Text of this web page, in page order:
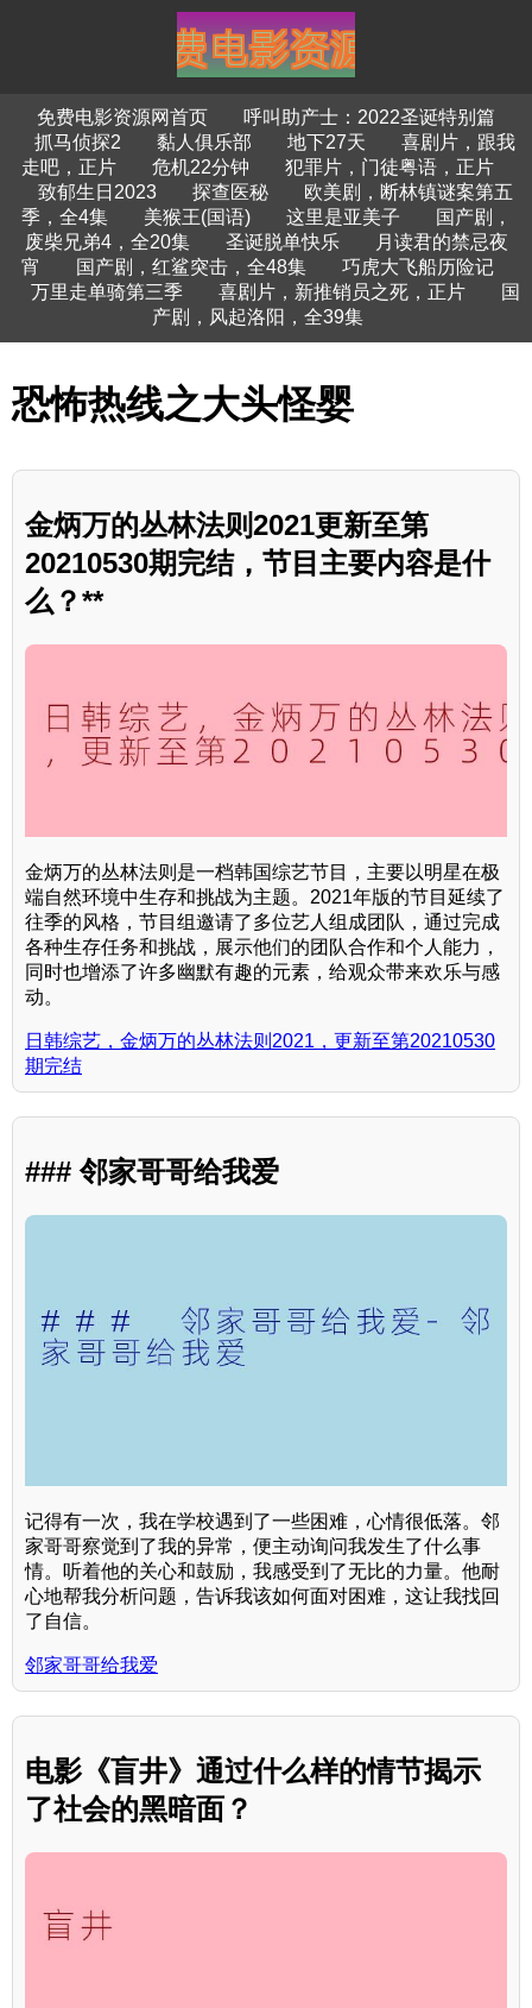
免费电影资源网首页
呼叫助产士：2022圣诞特别篇
抓马侦探2
黏人俱乐部 地下27天
喜剧片，跟我
走吧，正片
危机22分钟
犯罪片，门徒粤语，正片
致郁生日2023
探查医秘
欧美剧，断林镇谜案第五
季，全4集
美猴王(国语) 这里是亚美子
国产剧，
废柴兄弟4，全20集
圣诞脱单快乐
月读君的禁忌夜
宵
国产剧，红鲨突击，全48集
巧虎大飞船历险记
万里走单骑第三季
喜剧片，新推销员之死，正片
国
产剧，风起洛阳，全39集
恐怖热线之大头怪婴
金炳万的丛林法则2021更新至第
20210530期完结，节目主要内容是什
么？**
金炳万的丛林法则是一档韩国综艺节目，主要以明星在极
端自然环境中生存和挑战为主题。2021年版的节目延续了
往季的风格，节目组邀请了多位艺人组成团队，通过完成
各种生存任务和挑战，展示他们的团队合作和个人能力，
同时也增添了许多幽默有趣的元素，给观众带来欢乐与感
动。
日韩综艺，金炳万的丛林法则2021，更新至第20210530
期完结
### 邻家哥哥给我爱
记得有一次，我在学校遇到了一些困难，心情很低落。邻
家哥哥察觉到了我的异常，便主动询问我发生了什么事
情。听着他的关心和鼓励，我感受到了无比的力量。他耐
心地帮我分析问题，告诉我该如何面对困难，这让我找回
了自信。
邻家哥哥给我爱
电影《盲井》通过什么样的情节揭示
了社会的黑暗面？